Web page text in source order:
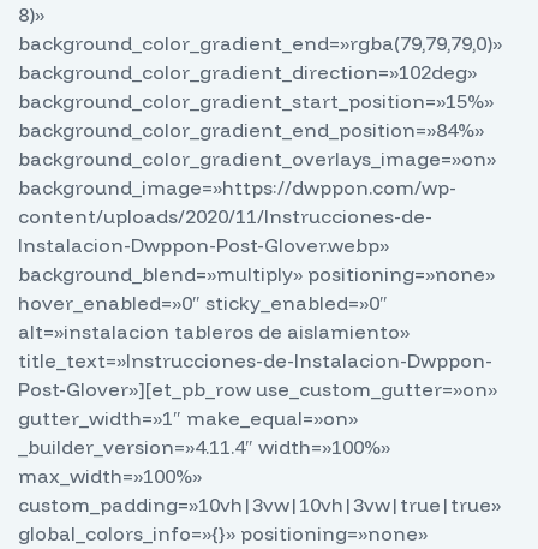
8)»
background_color_gradient_end=»rgba(79,79,79,0)»
background_color_gradient_direction=»102deg»
background_color_gradient_start_position=»15%»
background_color_gradient_end_position=»84%»
background_color_gradient_overlays_image=»on»
background_image=»https://dwppon.com/wp-
content/uploads/2020/11/Instrucciones-de-
Instalacion-Dwppon-Post-Glover.webp»
background_blend=»multiply» positioning=»none»
hover_enabled=»0″ sticky_enabled=»0″
alt=»instalacion tableros de aislamiento»
title_text=»Instrucciones-de-Instalacion-Dwppon-
Post-Glover»][et_pb_row use_custom_gutter=»on»
gutter_width=»1″ make_equal=»on»
_builder_version=»4.11.4″ width=»100%»
max_width=»100%»
custom_padding=»10vh|3vw|10vh|3vw|true|true»
global_colors_info=»{}» positioning=»none»